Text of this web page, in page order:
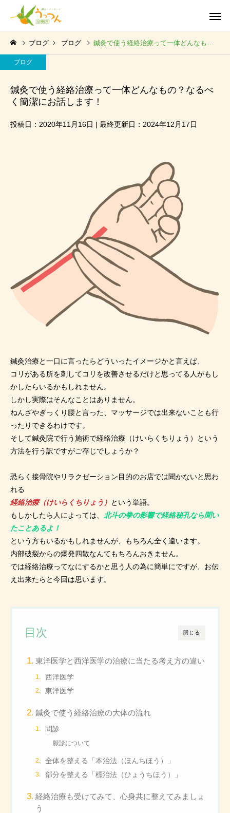
ブログ ブログ 鍼灸で使う経絡治療って一体どんなもの？なるべく簡潔にお話します！
ブログ
鍼灸で使う経絡治療って一体どんなもの？なるべ
く簡潔にお話します！
投稿日：2020年11月16日 | 最終更新日：2024年12月17日
鍼灸治療と一口に言ったらどういったイメージかと言えば、
コリがある所を刺してコリを改善させるだけと思ってる人がもし
かしたらいるかもしれません。
しかし実際はそんなことはありません。
ねんざやぎっくり腰と言った、マッサージでは出来ないことも行
ったりできるわけです。
そして鍼灸院で行う施術で経絡治療（けいらくちりょう）という
方法を行う訳ですがご存じでしょうか？
恐らく接骨院やリラクゼーション目的のお店では聞かないと思わ
れる
経絡治療（けいらくちりょう） という単語。
もしかしたら人によっては、 北斗の拳の影響で経絡秘孔なら聞い
たことあるよ！
という方もいるかもしれませんが、もちろん全く違います。
内部破裂からの爆発四散なんてもちろんおきません。
では経絡治療ってなにするかと思う人の為に簡単にですが、お伝
え出来たらと今回は思います。
閉じる
目次
東洋医学と西洋医学の治療に当たる考え方の違い
西洋医学
東洋医学
鍼灸で使う経絡治療の大体の流れ
問診
脈診について
全体を整える「本治法（ほんちほう）」
部分を整える「標治法（ひょうちほう）」
経絡治療も受けてみて、心身共に整えてみましょ
う